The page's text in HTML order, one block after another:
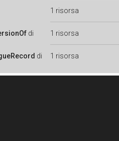
1 risorsa
di 1 risorsa
di 1 risorsa